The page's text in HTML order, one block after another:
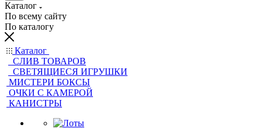
Каталог
По всему сайту
По каталогу
Каталог
CЛИВ ТОВАРОВ
СВЕТЯЩИЕСЯ ИГРУШКИ
МИСТЕРИ БОКСЫ
ОЧКИ С КАМЕРОЙ
КАНИСТРЫ